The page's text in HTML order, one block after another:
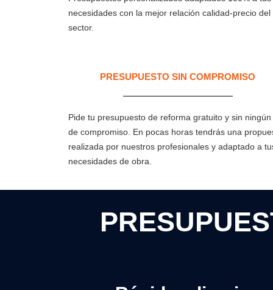
necesidades con la mejor relación calidad-precio del
sector.
PRESUPUESTO SIN COMPROMISO
Pide tu presupuesto de reforma gratuito y sin ningún
de compromiso. En pocas horas tendrás una
realizada por nuestros profesionales y adaptado a
necesidades de obra.